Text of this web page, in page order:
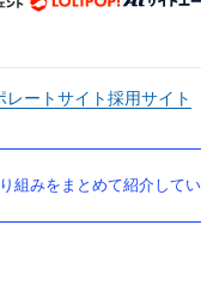
レートサイト採用サイト
みをまとめて紹介してい